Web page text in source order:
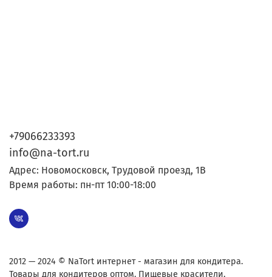
+79066233393
info@na-tort.ru
Адрес: Новомосковск, Трудовой проезд, 1В
Время работы: пн-пт 10:00-18:00
2012 — 2024 © NaTort интернет - магазин для кондитера.
Товары для кондитеров оптом. Пищевые красители,